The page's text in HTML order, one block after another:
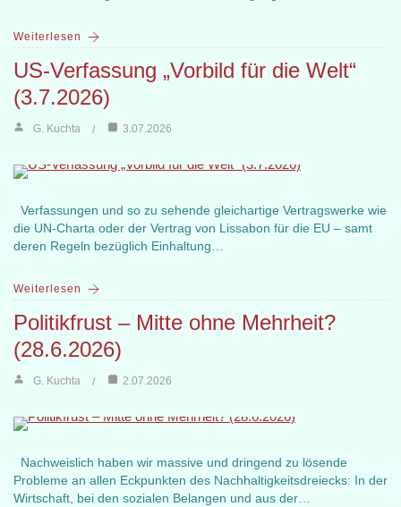
Weiterlesen
US-Verfassung „Vorbild für die Welt“
(3.7.2026)
G. Kuchta 3.07.2026
Verfassungen und so zu sehende gleichartige Vertragswerke wie
die UN-Charta oder der Vertrag von Lissabon für die EU – samt
deren Regeln bezüglich Einhaltung…
Weiterlesen
Politikfrust – Mitte ohne Mehrheit?
(28.6.2026)
G. Kuchta 2.07.2026
Nachweislich haben wir massive und dringend zu lösende
Probleme an allen Eckpunkten des Nachhaltigkeitsdreiecks: In der
Wirtschaft, bei den sozialen Belangen und aus der…